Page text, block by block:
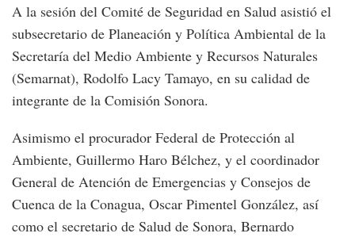
A la sesión del Comité de Seguridad en Salud asistió el
subsecretario de Planeación y Política Ambiental de la
Secretaría del Medio Ambiente y Recursos Naturales
(Semarnat), Rodolfo Lacy Tamayo, en su calidad de
integrante de la Comisión Sonora.
Asimismo el procurador Federal de Protección al
Ambiente, Guillermo Haro Bélchez, y el coordinador
General de Atención de Emergencias y Consejos de
Cuenca de la Conagua, Oscar Pimentel González, así
como el secretario de Salud de Sonora, Bernardo